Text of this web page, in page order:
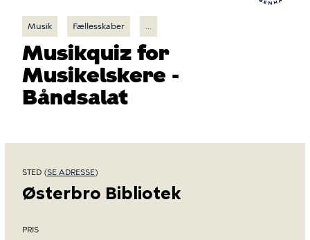
Musik Fællesskaber ...
Musikquiz for
Musikelskere -
Båndsalat
STED (SE ADRESSE)
Østerbro Bibliotek
PRIS